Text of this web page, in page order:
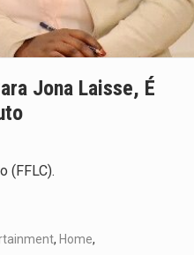
Jona Laisse, É
(FFLC).
, Home,